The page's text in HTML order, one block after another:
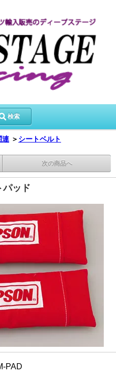
検索
連 ＞ シートベルト
次の商品へ
ッド
PAD